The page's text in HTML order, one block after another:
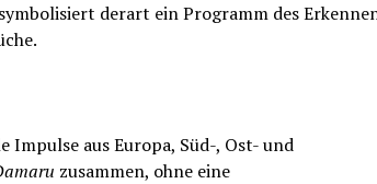
derart ein Programm des
aus Europa, Süd-, Ost- und
zusammen, ohne eine